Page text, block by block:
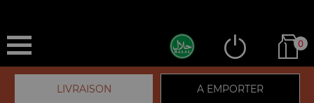
0
LIVRAISON A EMPORTER